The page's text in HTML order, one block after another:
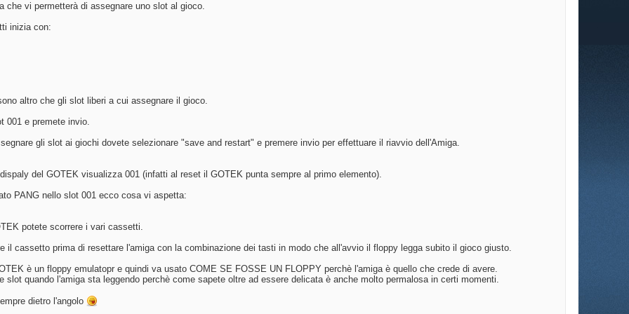
che vi permetterà di assegnare uno slot al gioco.
inizia con:
altro che gli slot liberi a cui assegnare il gioco.
001 e premete invio.
gli slot ai giochi dovete selezionare "save and restart" e premere invio per effettuare il riavvio dell'Amiga.
del GOTEK visualizza 001 (infatti al reset il GOTEK punta sempre al primo elemento).
PANG nello slot 001 ecco cosa vi aspetta:
potete scorrere i vari cassetti.
il cassetto prima di resettare l'amiga con la combinazione dei tasti in modo che all'avvio il floppy legga subito il gioco giusto.
è un floppy emulatopr e quindi va usato COME SE FOSSE UN FLOPPY perchè l'amiga è quello che crede di avere.
slot quando l'amiga sta leggendo perchè come sapete oltre ad essere delicata è anche molto permalosa in certi momenti.
dietro l'angolo